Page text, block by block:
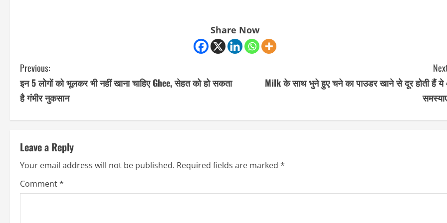
Share Now
C
o
i
n
u
Previous:
इन 5 लोगों को भूलकर भी नहीं खाना चाहिए Ghee, सेहत को हो सकता
है गंभीर नुकसान
Milk के साथ भुने हुए चने का पाउडर खाने से दूर होती हैं ये
Leave a Reply
Your email address will not be published. Required fields are marked *
Comment*